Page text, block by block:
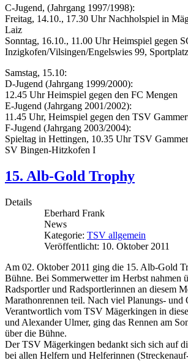
C-Jugend, (Jahrgang 1997/1998):
Freitag, 14.10., 17.30 Uhr Nachholspiel in
Laiz
Sonntag, 16.10., 11.00 Uhr Heimspiel gegen
Inzigkofen/Vilsingen/Engelswies 99,
Samstag, 15.10:
D-Jugend (Jahrgang 1999/2000):
12.45 Uhr Heimspiel gegen den FC Mengen
E-Jugend (Jahrgang 2001/2002):
11.45 Uhr, Heimspiel gegen den TSV
F-Jugend (Jahrgang 2003/2004):
Spieltag in Hettingen, 10.35 Uhr TSV
SV Bingen-Hitzkofen I
15. Alb-Gold Trophy
Details
Eberhard Frank
News
Kategorie: TSV allgemein
Veröffentlicht: 10. Oktober 2011
Am 02. Oktober 2011 ging die 15. Alb-Gold
Bühne. Bei Sommerwetter im Herbst nahmen
Radsportler und Radsportlerinnen an diesem
Marathonrennen teil. Nach viel Planungs- und
Verantwortlich vom TSV Mägerkingen in
und Alexander Ulmer, ging das Rennen am
über die Bühne.
Der TSV Mägerkingen bedankt sich sich auf
bei allen Helfern und Helferinnen